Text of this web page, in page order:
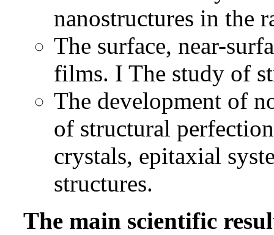
nanostructures in the
The surface, near-
films. I The study of
The development of
of structural
crystals, epitaxial
structures.
The main scientific